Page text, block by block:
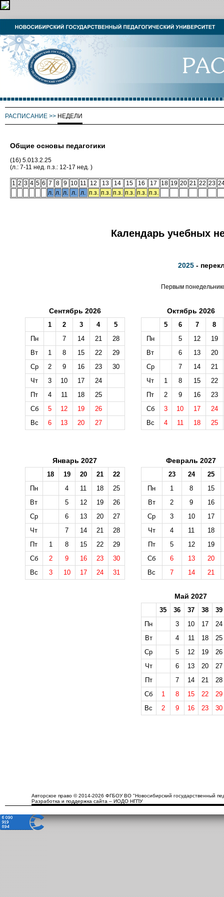
РАСПИСАНИЕ >> НЕДЕЛИ
Общие основы педагогики
(16) 5.013.2.25
(л.: 7-11 нед. п.з.: 12-17 нед. )
1 2 3 4 5 6 7 8 9 10 11 12 13 14 15 16 17 18 19 20 21 22 23
л. л. л. л. л. п.з. п.з. п.з. п.з. п.з. п.з.
Календарь учебных
2025 -
Первым
Сентябрь 2026
1 2 3 4
5
Пн
7 14 21
28
Вт
1 8 15 22
29
Ср
2 9 16 23
30
Чт
3 10 17
24
Пт
4 11 18
25
Сб
5 12 19
26
Вс
6 13 20 27
Октябрь 2026
5 6 7
8
Пн
5 12
19
Вт
6 13
20
Ср
7 14
21
Чт
1 8 15
22
Пт
2 9 16
23
Сб
3 10 17
24
Вс
4 11 18 25
Январь 2027
18 19 20 21
22
Пн
4 11 18
25
Вт
5 12 19
26
Ср
6 13 20
27
Чт
7 14 21
28
Пт
1 8 15 22
29
Сб
2 9 16 23
30
Вс
3 10 17 24 31
Февраль 2027
23 24
25
Пн
1 8
15
Вт
2 9
16
Ср
3 10
17
Чт
4 11
18
Пт
5 12
19
Сб
6 13
20
Вс
7 14 21
Май 2027
35 36 37 38
39
Пн
3 10 17
24
Вт
4 11 18
25
Ср
5 12 19
26
Чт
6 13 20
27
Пт
7 14 21
28
Сб
1 8 15 22
29
Вс
2 9 16 23 30
Авторское право © 2014-2026 ФГБОУ ВО "Новосибирский государственный
Разработка и поддержка сайта – ИОДО НГПУ